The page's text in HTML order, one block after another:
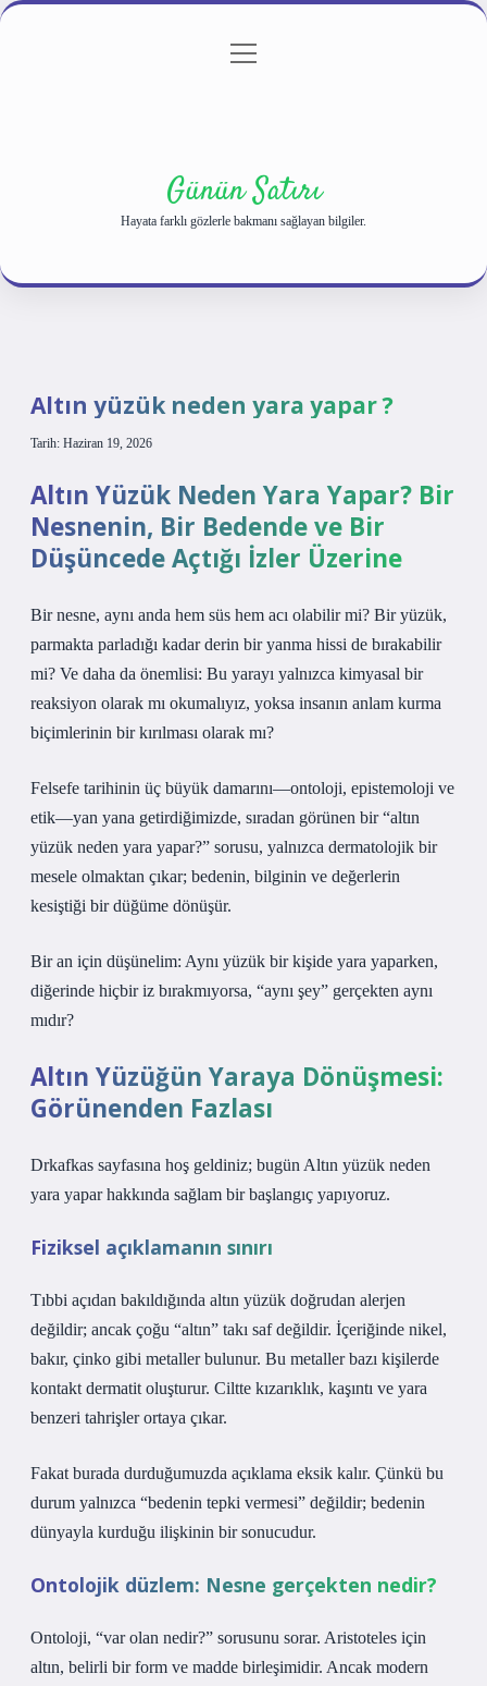
Gizlilik Politikası
menüyü
Günün Satırı
Hayata farklı gözlerle bakmanı sağlayan bilgiler.
Altın yüzük neden yara yapar ?
Tarih: Haziran 19, 2026
Altın Yüzük Neden Yara Yapar? Bir
Nesnenin, Bir Bedende ve Bir
Düşüncede Açtığı İzler Üzerine
Bir nesne, aynı anda hem süs hem acı olabilir mi? Bir yüzük,
parmakta parladığı kadar derin bir yanma hissi de bırakabilir
mi? Ve daha da önemlisi: Bu yarayı yalnızca kimyasal bir
reaksiyon olarak mı okumalıyız, yoksa insanın anlam kurma
biçimlerinin bir kırılması olarak mı?
Felsefe tarihinin üç büyük damarını—ontoloji, epistemoloji ve
etik—yan yana getirdiğimizde, sıradan görünen bir “altın
yüzük neden yara yapar?” sorusu, yalnızca dermatolojik bir
mesele olmaktan çıkar; bedenin, bilginin ve değerlerin
kesiştiği bir düğüme dönüşür.
Bir an için düşünelim: Aynı yüzük bir kişide yara yaparken,
diğerinde hiçbir iz bırakmıyorsa, “aynı şey” gerçekten aynı
mıdır?
Altın Yüzüğün Yaraya Dönüşmesi:
Görünenden Fazlası
Drkafkas sayfasına hoş geldiniz; bugün Altın yüzük neden
yara yapar hakkında sağlam bir başlangıç yapıyoruz.
Fiziksel açıklamanın sınırı
Tıbbi açıdan bakıldığında altın yüzük doğrudan alerjen
değildir; ancak çoğu “altın” takı saf değildir. İçeriğinde nikel,
bakır, çinko gibi metaller bulunur. Bu metaller bazı kişilerde
kontakt dermatit oluşturur. Ciltte kızarıklık, kaşıntı ve yara
benzeri tahrişler ortaya çıkar.
Fakat burada durduğumuzda açıklama eksik kalır. Çünkü bu
durum yalnızca “bedenin tepki vermesi” değildir; bedenin
dünyayla kurduğu ilişkinin bir sonucudur.
Ontolojik düzlem: Nesne gerçekten nedir?
Ontoloji, “var olan nedir?” sorusunu sorar. Aristoteles için
altın, belirli bir form ve madde birleşimidir. Ancak modern